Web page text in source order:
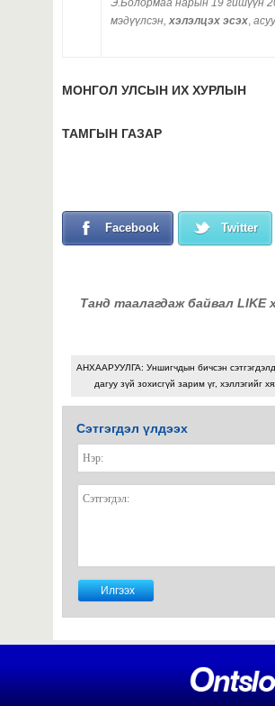
мэдүүлсэн, хэлэлцэх эсэх
МОНГОЛ УЛСЫН ИХ ХУРЛЫН
ТАМГЫН ГАЗАР
Facebook Twitter
Танд таалагдаж байвал LIKE
АНХААРУУЛГА: Уншигчдын бичсэн
дагуу зүй зохисгүй зарим үг, хэллэгийг
Сэтгэгдэл үлдээх